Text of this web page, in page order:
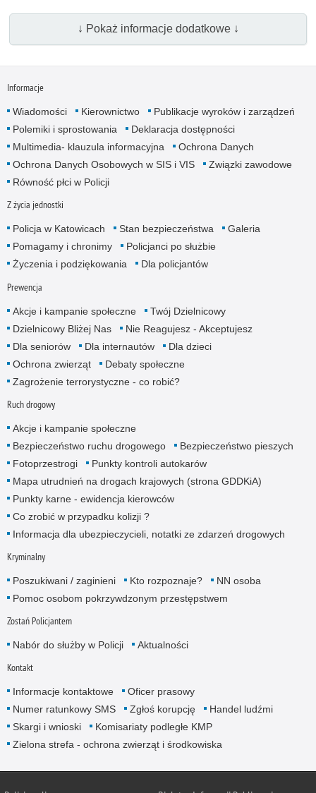
↓ Pokaż informacje dodatkowe ↓
Informacje
Wiadomości Kierownictwo
Publikacje wyroków i zarządzeń
Polemiki i sprostowania
Deklaracja dostępności
Multimedia- klauzula informacyjna
Ochrona Danych
Ochrona Danych Osobowych w SIS i VIS
Związki zawodowe
Równość płci w Policji
Z życia jednostki
Policja w Katowicach Stan bezpieczeństwa
Galeria
Pomagamy i chronimy
Policjanci po służbie
Życzenia i podziękowania
Dla policjantów
Prewencja
Akcje i kampanie społeczne
Twój Dzielnicowy
Dzielnicowy Bliżej Nas
Nie Reagujesz - Akceptujesz
Dla seniorów
Dla internautów
Dla dzieci
Ochrona zwierząt
Debaty społeczne
Zagrożenie terrorystyczne - co robić?
Ruch drogowy
Akcje i kampanie społeczne
Bezpieczeństwo ruchu drogowego
Bezpieczeństwo pieszych
Fotoprzestrogi
Punkty kontroli autokarów
Mapa utrudnień na drogach krajowych (strona GDDKiA)
Punkty karne - ewidencja kierowców
Co zrobić w przypadku kolizji ?
Informacja dla ubezpieczycieli, notatki ze zdarzeń drogowych
Kryminalny
Poszukiwani / zaginieni Kto rozpoznaje?
NN osoba
Pomoc osobom pokrzywdzonym przestępstwem
Zostań Policjantem
Nabór do służby w Policji Aktualności
Kontakt
Informacje kontaktowe
Oficer prasowy
Numer ratunkowy SMS
Zgłoś korupcję
Handel ludźmi
Skargi i wnioski
Komisariaty podległe KMP
Zielona strefa - ochrona zwierząt i środkowiska